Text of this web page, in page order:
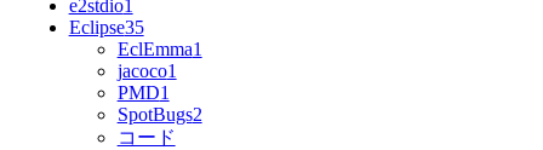
e2stdio1
Eclipse35
EclEmma1
jacoco1
PMD1
SpotBugs2
コード